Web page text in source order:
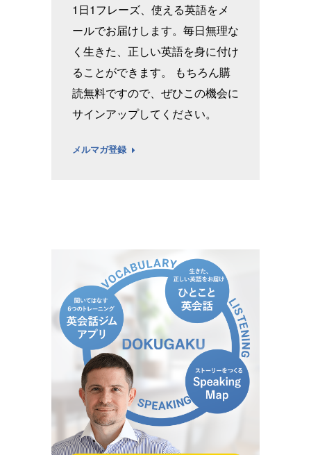
1日1フレーズ、使える英語をメ
ールでお届けします。毎日無理な
く生きた、正しい英語を身に付け
ることができます。 もちろん購
読無料ですので、ぜひこの機会に
サインアップしてください。
メルマガ登録